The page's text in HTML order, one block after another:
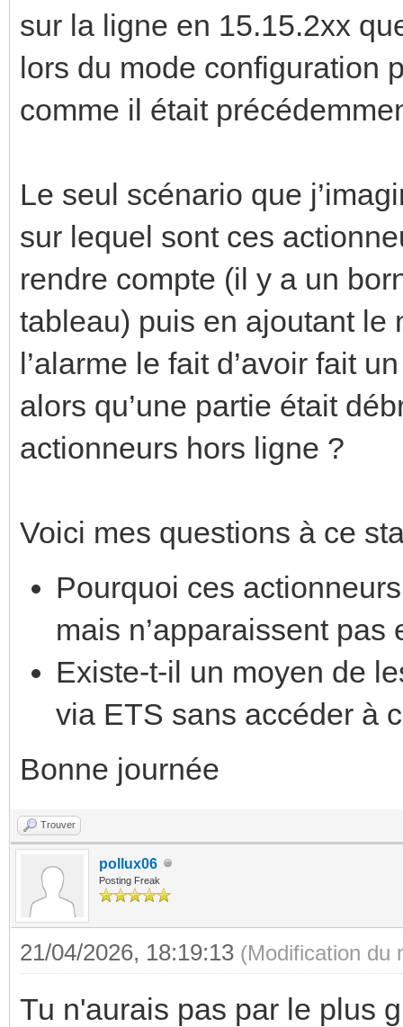
sur la ligne en 15.15.2xx
lors du mode configuration
comme il était
Le seul scénario que
sur lequel sont ces
rendre compte (il y a un
tableau) puis en ajoutant le
l’alarme le fait d’avoir fait
alors qu’une partie était
actionneurs hors ligne ?
Voici mes questions à ce
Pourquoi ces
mais n’apparaissent
Existe-t-il un moyen de
via ETS sans accéder à
Bonne journée
Trouver
pollux06
Posting Freak
21/04/2026, 18:19:13 (Modification du
Tu n'aurais pas par le plus